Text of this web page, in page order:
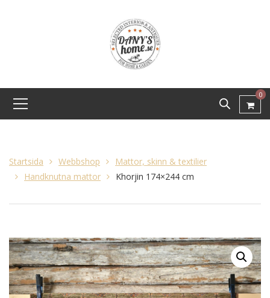
0
Startsida Webbshop
Mattor, skinn & textilier
Handknutna mattor
Khorjin 174×244 cm